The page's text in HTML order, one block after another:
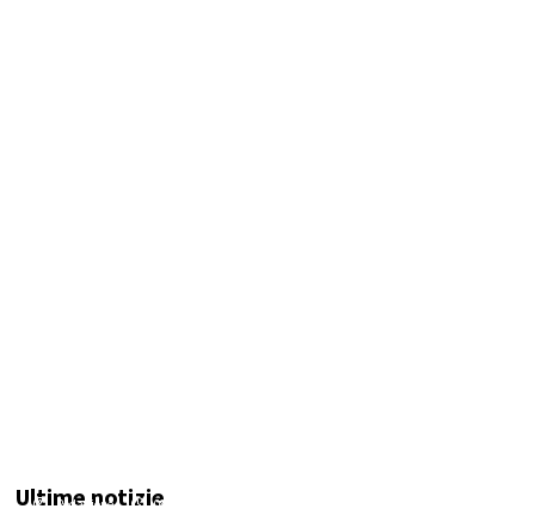
Ultime notizie
Redazione 08/08/2026